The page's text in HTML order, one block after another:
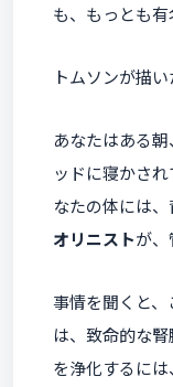
も、もっとも有
トムソンが描
あなたはある
ッドに寝かさ
なたの体には
オリニストが、
事情を聞くと
は、致命的な
を浄化するに